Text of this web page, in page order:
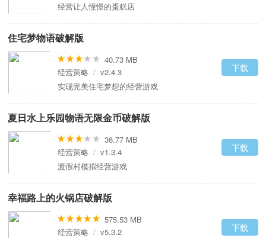
经营让人憧憬的蛋糕店
住宅梦物语破解版
40.73 MB
经营策略 / v2.4.3
实现完美住宅梦想的经营游戏
下载
夏日水上乐园物语无限金币破解版
36.77 MB
经营策略 / v1.3.4
渡假村模拟经营游戏
下载
幸福路上的火锅店破解版
575.53 MB
经营策略 / v5.3.2
下载